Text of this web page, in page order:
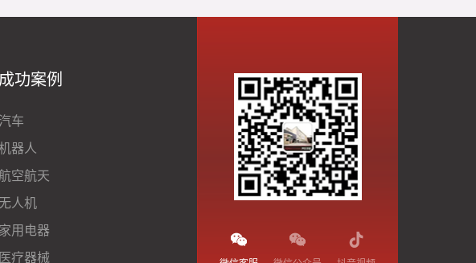
成功案例
汽车
器人
空航天
无人机
家用电器
医疗器械